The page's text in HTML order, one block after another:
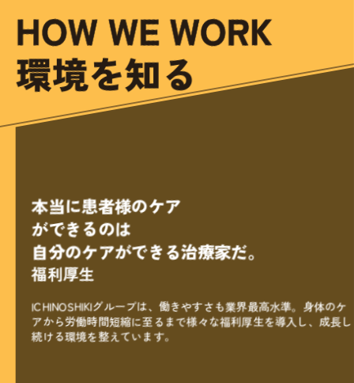
HOW WE WORK
環境を知る
本当に患者様のケア
ができるのは
自分のケアができる治療家だ。
福利厚生
ICHINOSHIKIグループは、働きやすさも業界最高水準。 身体のケ
アから労働時間短縮に至るまで様々な福利厚生を導入し、 成長し
続ける環境を整えています。